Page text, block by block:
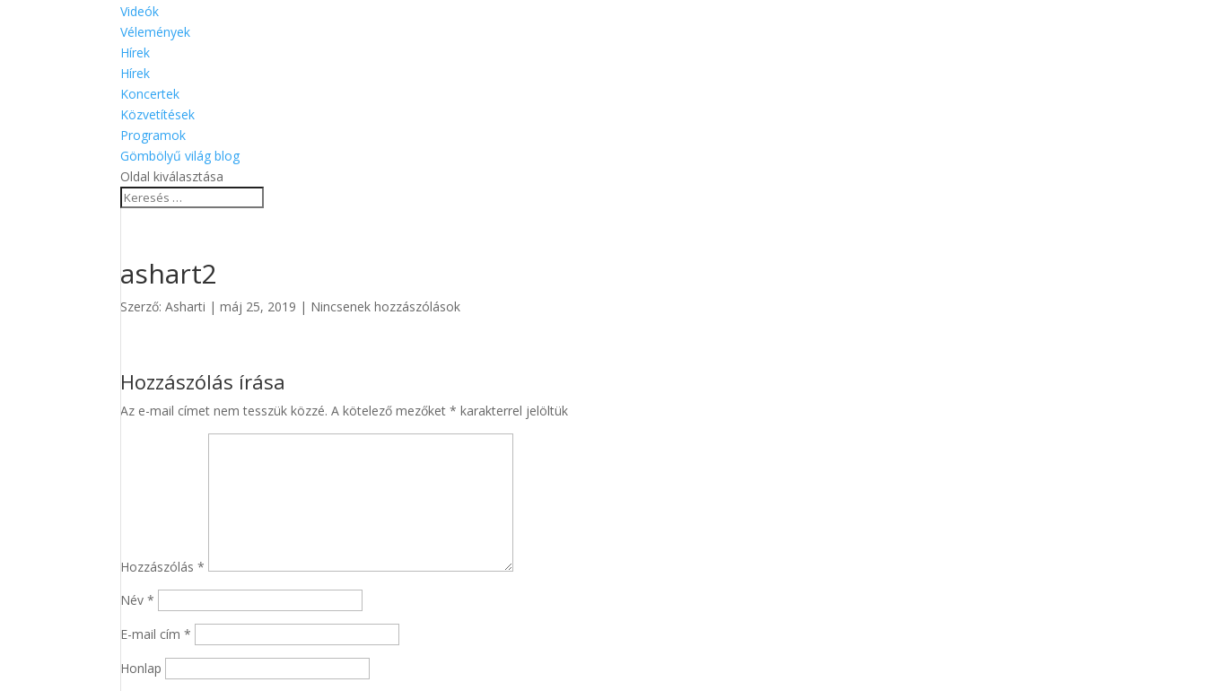
Videók
Vélemények
Hírek
Hírek
Koncertek
Közvetítések
Programok
Gömbölyű világ blog
Oldal kiválasztása
ashart2
Szerző:Asharti |máj 25, 2019 | Nincsenek hozzászólások
Hozzászólás írása
Az e-mail címet nem tesszük közzé. A kötelező mezőket* karakterrel jelöltük
Hozzászólás*
Név*
E-mail cím*
Honlap